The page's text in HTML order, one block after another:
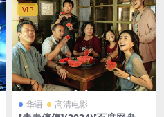
VIP
华语 高清电影